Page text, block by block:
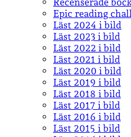
Epic reading
Läst 2024 i bild
Läst 2023 i bild
Läst 2022 i bild
Läst 2021 i bild
Läst 2020 i bild
Läst 2019 i bild
Läst 2018 i bild
Läst 2017 i bild
Läst 2016 i bild
Läst 2015 i bild